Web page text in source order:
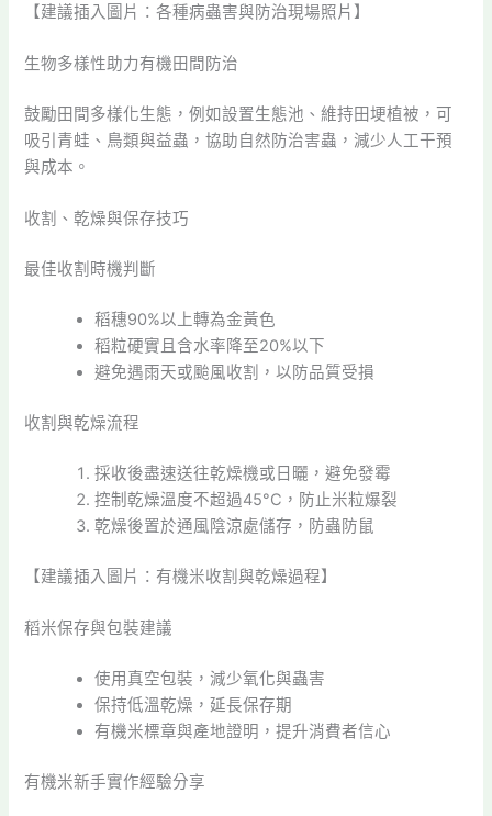
【建議插入圖片：各種病蟲害與防治現場照片】
生物多樣性助力有機田間防治
鼓勵田間多樣化生態，例如設置生態池、維持田埂植被，可
吸引青蛙、鳥類與益蟲，協助自然防治害蟲，減少人工干預
與成本。
收割、乾燥與保存技巧
最佳收割時機判斷
稻穗90%以上轉為金黃色
稻粒硬實且含水率降至20%以下
避免遇雨天或颱風收割，以防品質受損
收割與乾燥流程
採收後盡速送往乾燥機或日曬，避免發霉
控制乾燥溫度不超過45°C，防止米粒爆裂
乾燥後置於通風陰涼處儲存，防蟲防鼠
【建議插入圖片：有機米收割與乾燥過程】
稻米保存與包裝建議
使用真空包裝，減少氧化與蟲害
保持低溫乾燥，延長保存期
有機米標章與產地證明，提升消費者信心
有機米新手實作經驗分享